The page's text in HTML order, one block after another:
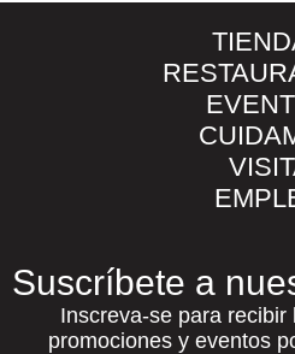
Suscríbete a
Inscreva-se para recibir
promociones y eventos